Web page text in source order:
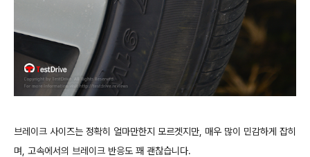
브레이크 사이즈는 정확히 얼마만한지 모르겟지만, 매우 많이 민감하게 잡히
며, 고속에서의 브레이크 반응도 꽤 괜찮습니다.